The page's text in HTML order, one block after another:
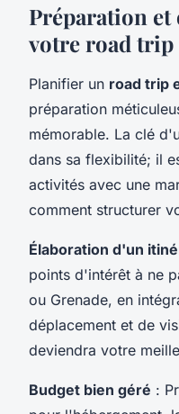
Préparation
votre road trip
Planifier un road trip
préparation
mémorable. La clé
dans sa flexibilité; il
activités avec une
comment structurer
Élaboration d'un
points d'intérêt à ne
ou Grenade, en
déplacement et de
deviendra votre
Budget bien géré :